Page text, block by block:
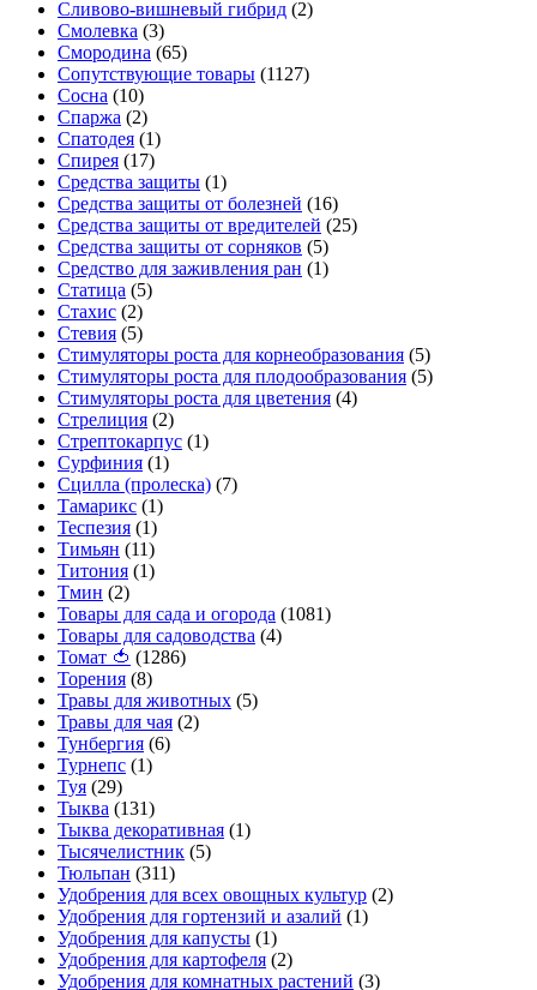
Сливово-вишневый гибрид (2)
Смолевка (3)
Смородина (65)
Сопутствующие товары (1127)
Сосна (10)
Спаржа (2)
Спатодея (1)
Спирея (17)
Средства защиты (1)
Средства защиты от болезней (16)
Средства защиты от вредителей (25)
Средства защиты от сорняков (5)
Средство для заживления ран (1)
Статица (5)
Стахис (2)
Стевия (5)
Стимуляторы роста для корнеобразования (5)
Стимуляторы роста для плодообразования (5)
Стимуляторы роста для цветения (4)
Стрелиция (2)
Стрептокарпус (1)
Сурфиния (1)
Сцилла (пролеска) (7)
Тамарикс (1)
Теспезия (1)
Тимьян (11)
Титония (1)
Тмин (2)
Товары для сада и огорода (1081)
Товары для садоводства (4)
Томат 🍅 (1286)
Торения (8)
Травы для животных (5)
Травы для чая (2)
Тунбергия (6)
Турнепс (1)
Туя (29)
Тыква (131)
Тыква декоративная (1)
Тысячелистник (5)
Тюльпан (311)
Удобрения для всех овощных культур (2)
Удобрения для гортензий и азалий (1)
Удобрения для капусты (1)
Удобрения для картофеля (2)
Удобрения для комнатных растений (3)